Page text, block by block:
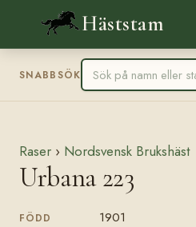
Häststam
SNABBSÖK
Raser › Nordsvensk Brukshäst
Urbana 223
FÖDD 1901